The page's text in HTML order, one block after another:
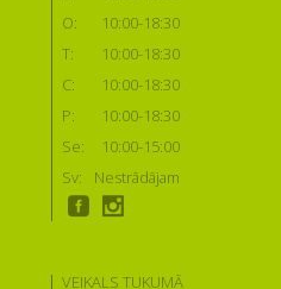
O:
10:00-18:30
T:
10:00-18:30
C:
10:00-18:30
P:
10:00-18:30
Se:
10:00-15:00
Sv:
Nestrādājam
VEIKALS TUKUMĀ